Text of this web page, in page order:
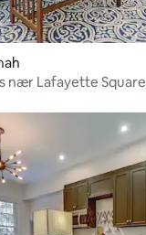
nær Lafayette Square